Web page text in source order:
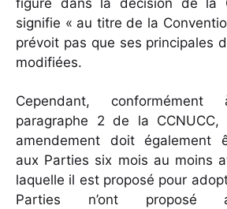
figure dans la décision de la
signifie « au titre de la
prévoit pas que ses principales
modifiées.
Cependant,
paragraphe 2 de la
amendement doit également
aux Parties six mois au moins
laquelle il est proposé pour
Parties n’ont proposé